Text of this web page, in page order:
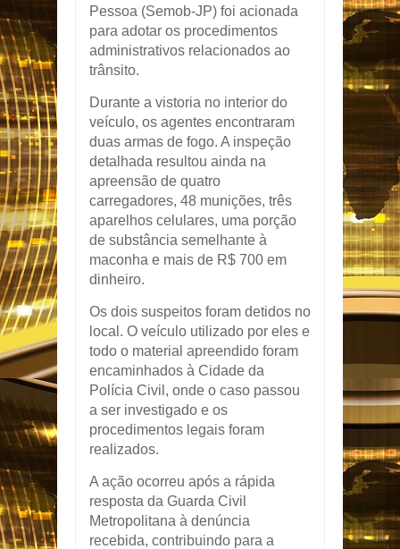
Pessoa (Semob-JP) foi acionada
para adotar os procedimentos
administrativos relacionados ao
trânsito.
Durante a vistoria no interior do
veículo, os agentes encontraram
duas armas de fogo. A inspeção
detalhada resultou ainda na
apreensão de quatro
carregadores, 48 munições, três
aparelhos celulares, uma porção
de substância semelhante à
maconha e mais de R$ 700 em
dinheiro.
Os dois suspeitos foram detidos no
local. O veículo utilizado por eles e
todo o material apreendido foram
encaminhados à Cidade da
Polícia Civil, onde o caso passou
a ser investigado e os
procedimentos legais foram
realizados.
A ação ocorreu após a rápida
resposta da Guarda Civil
Metropolitana à denúncia
recebida, contribuindo para a